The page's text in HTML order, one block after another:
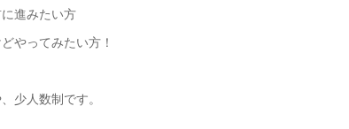
進みたい方
やってみたい方！
少人数制です。